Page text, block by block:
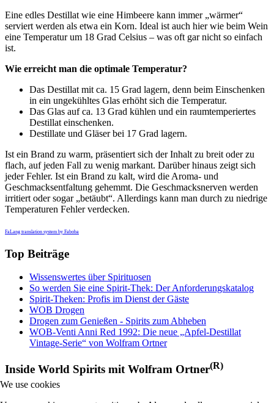
Eine edles Destillat wie eine Himbeere kann immer „wärmer“
serviert werden als etwa ein Korn. Ideal ist auch hier wie beim Wein
eine Temperatur um 18 Grad Celsius – was oft gar nicht so einfach
ist.
Wie erreicht man die optimale Temperatur?
Das Destillat mit ca. 15 Grad lagern, denn beim Einschenken
in ein ungekühltes Glas erhöht sich die Temperatur.
Das Glas auf ca. 13 Grad kühlen und ein raumtemperiertes
Destillat einschenken.
Destillate und Gläser bei 17 Grad lagern.
Ist ein Brand zu warm, präsentiert sich der Inhalt zu breit oder zu
flach, auf jeden Fall zu wenig markant. Darüber hinaus zeigt sich
jeder Fehler. Ist ein Brand zu kalt, wird die Aroma- und
Geschmacksentfaltung gehemmt. Die Geschmacksnerven werden
irritiert oder sogar „betäubt“. Allerdings kann man durch zu niedrige
Temperaturen Fehler verdecken.
FaLang translation system by Faboba
Top Beiträge
Wissenswertes über Spirituosen
So werden Sie eine Spirit-Thek: Der Anforderungskatalog
Spirit-Theken: Profis im Dienst der Gäste
WOB Drogen
Drogen zum Genießen - Spirits zum Abheben
WOB-Venti Anni Red 1992: Die neue „Apfel-Destillat
Vintage-Serie“ von Wolfram Ortner
Inside World Spirits mit Wolfram Ortner(R)
We use cookies